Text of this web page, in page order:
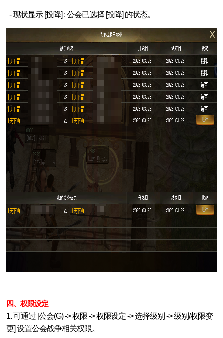
- 现状显示 [投降] : 公会已选择 [投降] 的状态。
四、权限设定
1. 可通过 [公会(G) -> 权限 -> 权限设定 -> 选择级别 -> 级别/权限变
更] 设置公会战争相关权限。